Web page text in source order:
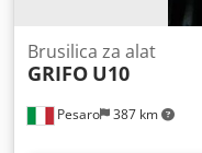
Pesaro 387 km
Brusilica za alat
GRIFO U10